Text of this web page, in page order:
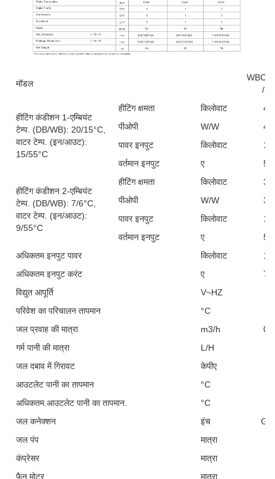
मॉडल
WBC-
/
हीटिंग कंडीशन 1-एम्बियंट
टेम्प. (DB/WB): 20/15°C,
वाटर टेम्प. (इन/आउट):
15/55°C
हीटिंग क्षमता किलोवाट
पीओपी
W/W
पावर इनपुट
किलोवाट
वर्तमान इनपुट
ए
हीटिंग कंडीशन 2-एम्बियंट
टेम्प. (DB/WB): 7/6°C,
वाटर टेम्प. (इन/आउट):
9/55°C
हीटिंग क्षमता किलोवाट
पीओपी
W/W
पावर इनपुट
किलोवाट
वर्तमान इनपुट
ए
अधिकतम इनपुट पावर
किलोवाट
अधिकतम इनपुट करंट
ए
विद्युत आपूर्ति
V~HZ
परिवेश का परिचालन तापमान
°C
जल प्रवाह की मात्रा
m3/h
गर्म पानी की मात्रा
L/H
जल दबाव में गिरावट
केपीए
आउटलेट पानी का तापमान
°C
अधिकतम.आउटलेट पानी का तापमान.
°C
जल कनेक्शन
इंच
जल पंप
मात्रा
कंप्रेसर
मात्रा
फैन मोटर
मात्रा